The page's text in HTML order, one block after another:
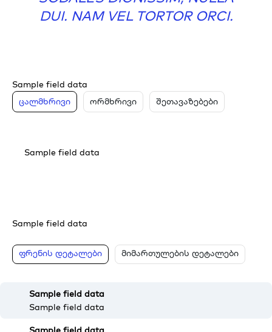
DUI. NAM VEL TORTOR ORCI.
Sample field data
ცალმხრივი
ორმხრივი შეთავაზებები
Sample field data
Sample field data
ფრენის დეტალები მიმართულების დეტალები
Sample field data
Sample field data